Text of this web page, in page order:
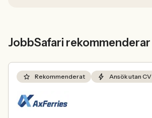
JobbSafari rekommenderar
Rekommenderat Ansök utan CV